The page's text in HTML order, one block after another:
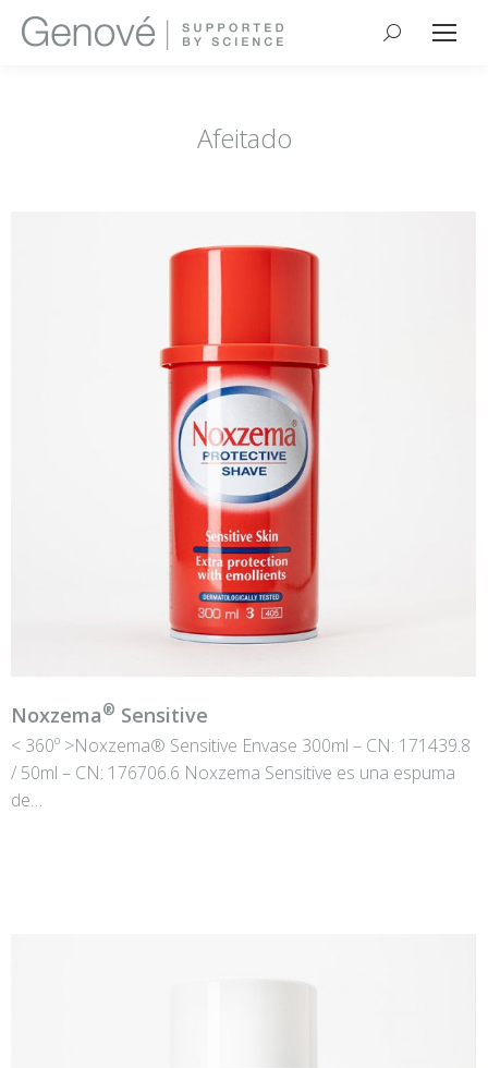
Buscar:
Afeitado
Noxzema® Sensitive
< 360º >Noxzema® Sensitive Envase 300ml – CN: 171439.8
/ 50ml – CN: 176706.6 Noxzema Sensitive es una espuma
de…